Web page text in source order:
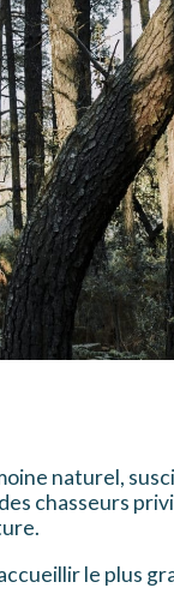
naturel,
chasseurs
le plus